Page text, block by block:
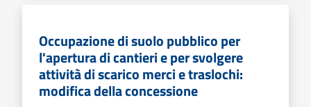
Occupazione di suolo pubblico per
l'apertura di cantieri e per svolgere
attività di scarico merci e traslochi:
modifica della concessione